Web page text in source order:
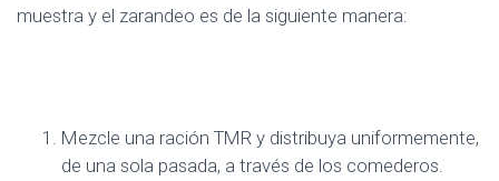
muestra y el zarandeo es de la siguiente manera:
Mezcle una ración TMR y distribuya uniformemente,
de una sola pasada, a través de los comederos.